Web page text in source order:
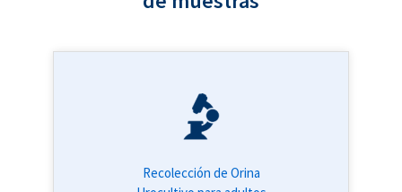
Recolección de Orina